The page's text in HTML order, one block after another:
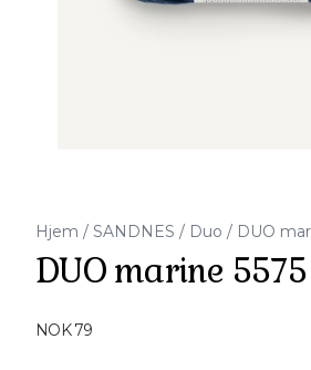
Hjem / SANDNES / Duo / DUO
DUO marine 5575
NOK 79